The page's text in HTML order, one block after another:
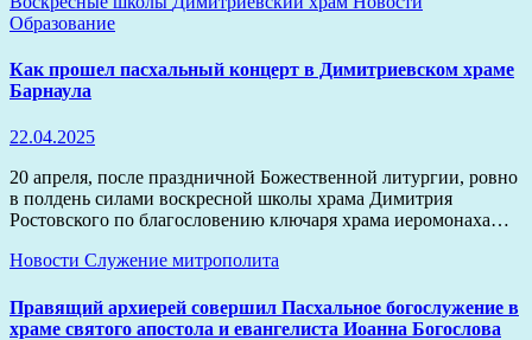
Образование
Как прошел пасхальный концерт в Димитриевском храме
Барнаула
22.04.2025
20 апреля, после праздничной Божественной литургии, ровно
в полдень силами воскресной школы храма Димитрия
Ростовского по благословению ключаря храма иеромонаха…
Новости Служение митрополита
Правящий архиерей совершил Пасхальное богослужение в
храме святого апостола и евангелиста Иоанна Богослова